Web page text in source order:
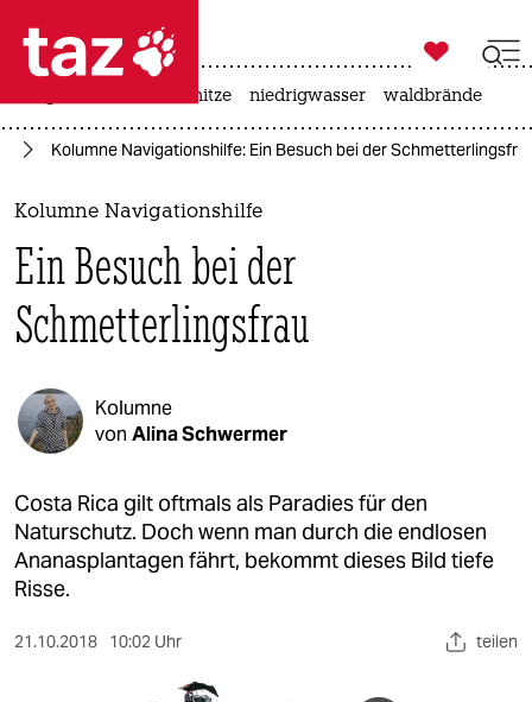
 taz zahl ich
taz zahl ich
themen
politik
öko
kultur
berlin
nord
wahrheit

taz zahl ich
hitze niedrigwasser waldbrände
Kolumne Navigationshilfe: Ein Besuch bei der
Kolumne Navigationshilfe
Ein Besuch bei der
Schmetterlingsfrau
Kolumne
von Alina Schwermer
Costa Rica gilt oftmals als Paradies für den
Naturschutz. Doch wenn man durch die endlosen
Ananasplantagen fährt, bekommt dieses Bild tiefe
Risse.
21.10.2018 10:02 Uhr teilen